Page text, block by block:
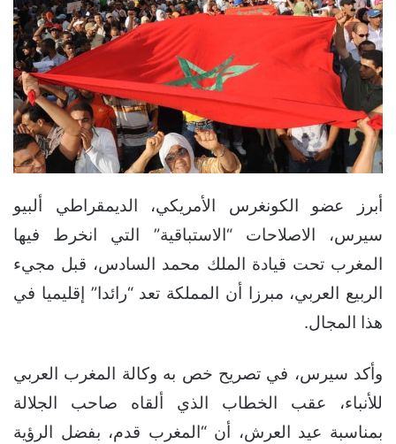
أبرز عضو الكونغرس الأمريكي، الديمقراطي ألبيو
سيرس، الاصلاحات “الاستباقية” التي انخرط فيها
المغرب تحت قيادة الملك محمد السادس، قبل مجيء
الربيع العربي، مبرزا أن المملكة تعد “رائدا” إقليميا في
هذا المجال.
وأكد سيرس، في تصريح خص به وكالة المغرب العربي
للأنباء، عقب الخطاب الذي ألقاه صاحب الجلالة
بمناسبة عيد العرش، أن “المغرب قدم، بفضل الرؤية